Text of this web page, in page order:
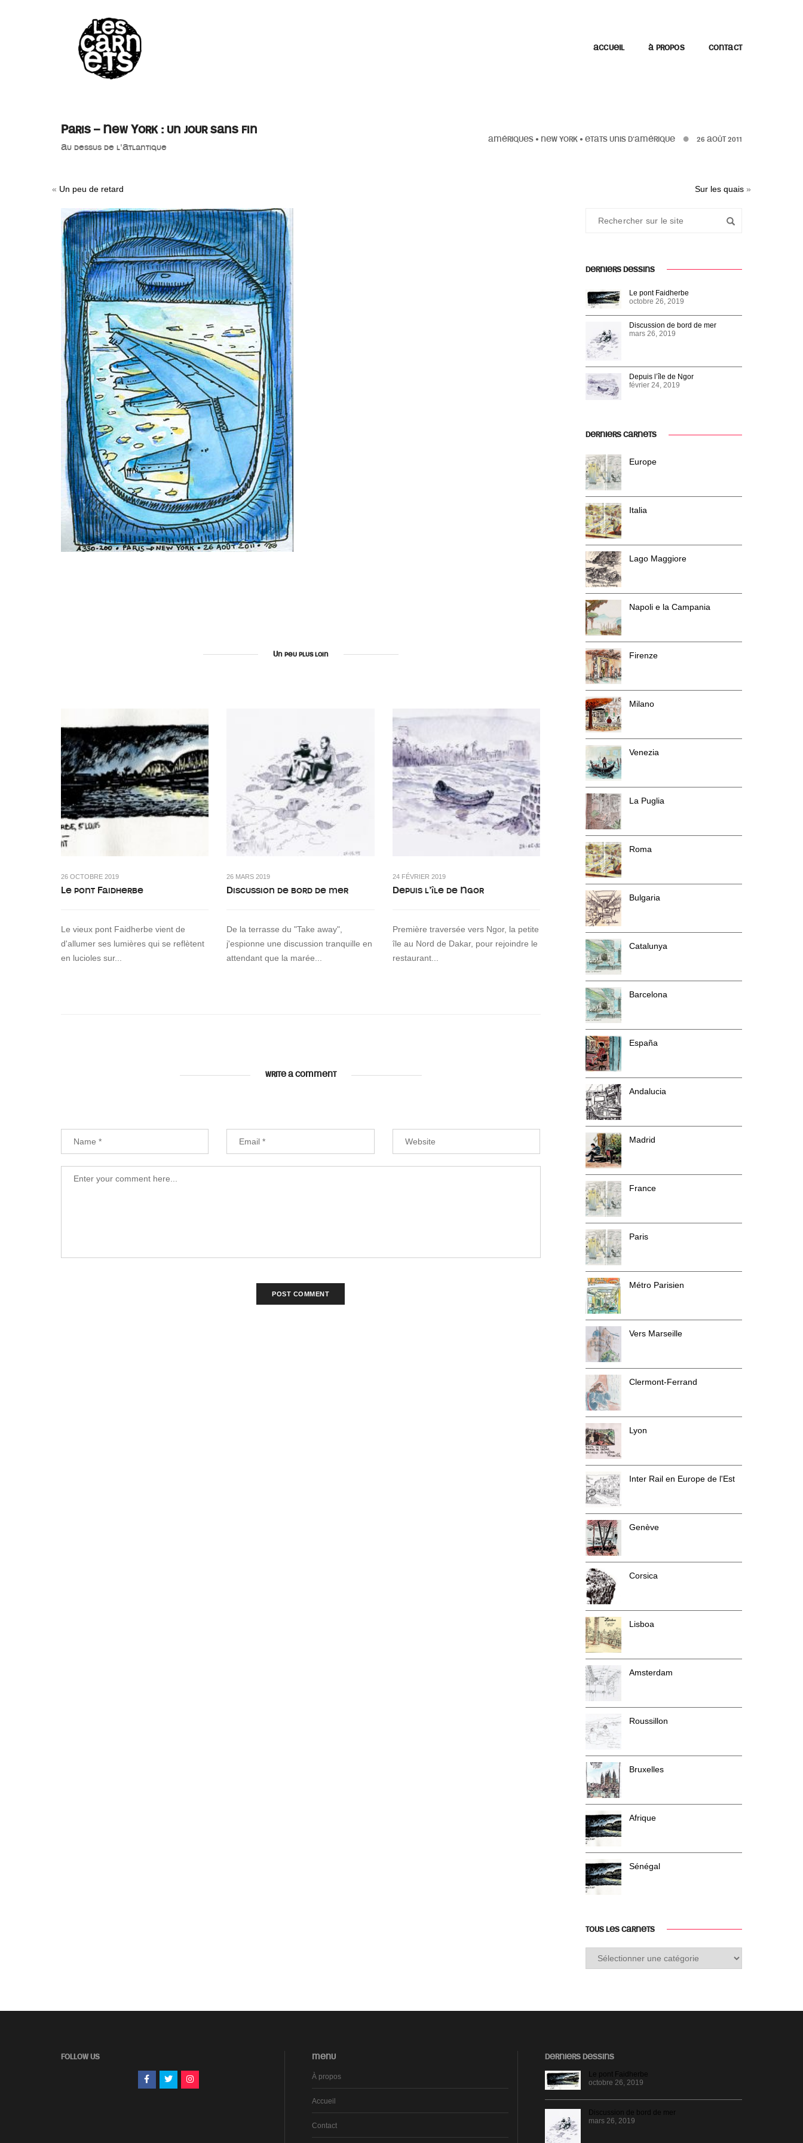
ACCUEIL À PROPOS CONTACT
Paris – New York : un jour sans fin
Au dessus de l'Atlantique
AMÉRIQUES • NEW YORK • ETATS UNIS D'AMÉRIQUE 26 AOÛT 2011
« Un peu de retard Sur les quais »
Un peu plus loin
26 OCTOBRE 2019
Le pont Faidherbe
Le vieux pont Faidherbe vient de
d'allumer ses lumières qui se reflètent
en lucioles sur...
26 MARS 2019
Discussion de bord de mer
De la terrasse du "Take away",
j'espionne une discussion tranquille en
attendant que la marée...
24 FÉVRIER 2019
Depuis l’île de Ngor
Première traversée vers Ngor, la petite
île au Nord de Dakar, pour rejoindre le
restaurant...
WRITE A COMMENT
DERNIERS DESSINS
Le pont Faidherbe
octobre 26, 2019
Discussion de bord de mer
mars 26, 2019
Depuis l’île de Ngor
février 24, 2019
DERNIERS CARNETS
Europe
Italia
Lago Maggiore
Napoli e la Campania
Firenze
Milano
Venezia
La Puglia
Roma
Bulgaria
Catalunya
Barcelona
España
Andalucia
Madrid
France
Paris
Métro Parisien
Vers Marseille
Clermont-Ferrand
Lyon
Inter Rail en Europe de l'Est
Genève
Corsica
Lisboa
Amsterdam
Roussillon
Bruxelles
Afrique
Sénégal
TOUS LES CARNETS
Tous
les
FOLLOW US MENU
À propos
Accueil
Contact
DERNIERS DESSINS
Le pont Faidherbe
octobre 26, 2019
Discussion de bord de mer
mars 26, 2019